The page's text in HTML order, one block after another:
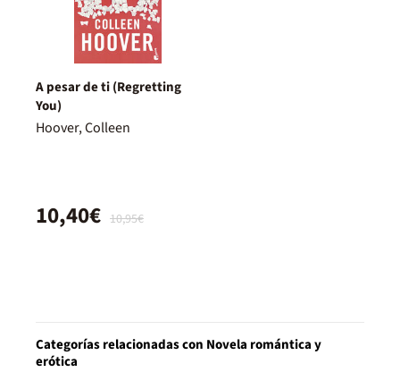
A pesar de ti (Regretting
You)
Hoover, Colleen
10,95€
10,40€
Categorías relacionadas con Novela romántica y
erótica